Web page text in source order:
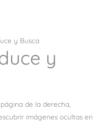
y Busca
y
de la derecha,
imágenes ocultas en